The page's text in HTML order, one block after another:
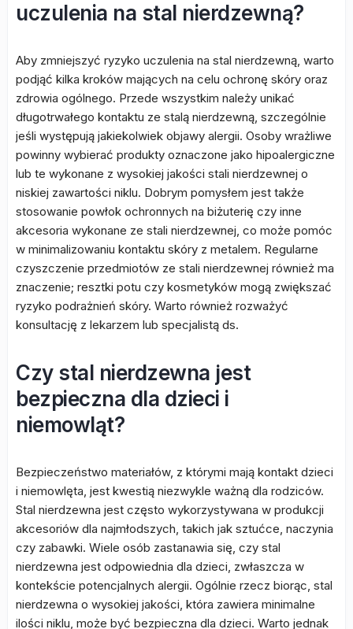
uczulenia na stal nierdzewną?
Aby zmniejszyć ryzyko uczulenia na stal nierdzewną, warto
podjąć kilka kroków mających na celu ochronę skóry oraz
zdrowia ogólnego. Przede wszystkim należy unikać
długotrwałego kontaktu ze stalą nierdzewną, szczególnie
jeśli występują jakiekolwiek objawy alergii. Osoby wrażliwe
powinny wybierać produkty oznaczone jako hipoalergiczne
lub te wykonane z wysokiej jakości stali nierdzewnej o
niskiej zawartości niklu. Dobrym pomysłem jest także
stosowanie powłok ochronnych na biżuterię czy inne
akcesoria wykonane ze stali nierdzewnej, co może pomóc
w minimalizowaniu kontaktu skóry z metalem. Regularne
czyszczenie przedmiotów ze stali nierdzewnej również ma
znaczenie; resztki potu czy kosmetyków mogą zwiększać
ryzyko podrażnień skóry. Warto również rozważyć
konsultację z lekarzem lub specjalistą ds.
Czy stal nierdzewna jest
bezpieczna dla dzieci i
niemowląt?
Bezpieczeństwo materiałów, z którymi mają kontakt dzieci
i niemowlęta, jest kwestią niezwykle ważną dla rodziców.
Stal nierdzewna jest często wykorzystywana w produkcji
akcesoriów dla najmłodszych, takich jak sztućce, naczynia
czy zabawki. Wiele osób zastanawia się, czy stal
nierdzewna jest odpowiednia dla dzieci, zwłaszcza w
kontekście potencjalnych alergii. Ogólnie rzecz biorąc, stal
nierdzewna o wysokiej jakości, która zawiera minimalne
ilości niklu, może być bezpieczna dla dzieci. Warto jednak